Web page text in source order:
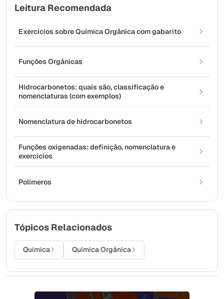
Leitura Recomendada
Exercícios sobre Química Orgânica com gabarito
Funções Orgânicas
Hidrocarbonetos: quais são, classificação e
nomenclaturas (com exemplos)
Nomenclatura de hidrocarbonetos
Funções oxigenadas: definição, nomenclatura e
exercícios
Polímeros
Tópicos Relacionados
Química Química Orgânica